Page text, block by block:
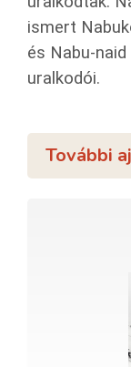
ismert
és Nabu-
uralkodói.
További